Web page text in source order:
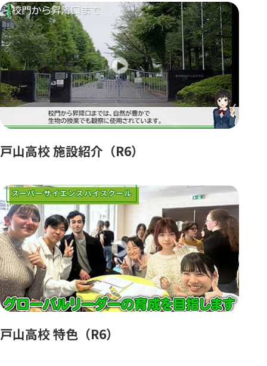
戸山高校 施設紹介（R6）
戸山高校 特色（R6）